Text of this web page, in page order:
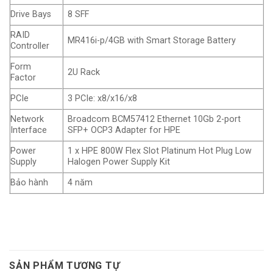
Drive Bays
8 SFF
RAID
Controller
MR416i-p/4GB with Smart Storage Battery
Form
Factor
2U Rack
PCIe
3 PCIe: x8/x16/x8
Network
Interface
Broadcom BCM57412 Ethernet 10Gb 2-port
SFP+ OCP3 Adapter for HPE
Power
Supply
1 x HPE 800W Flex Slot Platinum Hot Plug Low
Halogen Power Supply Kit
Bảo hành
4 năm
SẢN PHẨM TƯƠNG TỰ